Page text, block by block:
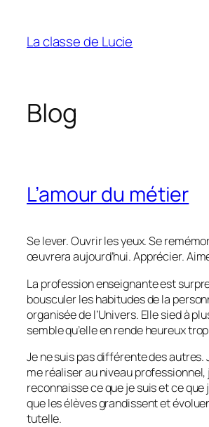
contenu
La classe de Lucie
Blog
L’amour du métier
Se lever. Ouvrir les yeux. Se
œuvrera aujourd’hui. Apprécier.
La profession enseignante est
bousculer les habitudes de la
organisée de l’Univers. Elle sied à
semble qu’elle en rende heureux
Je ne suis pas différente des autres.
me réaliser au niveau professionnel,
reconnaisse ce que je suis et ce que
que les élèves grandissent et
tutelle.